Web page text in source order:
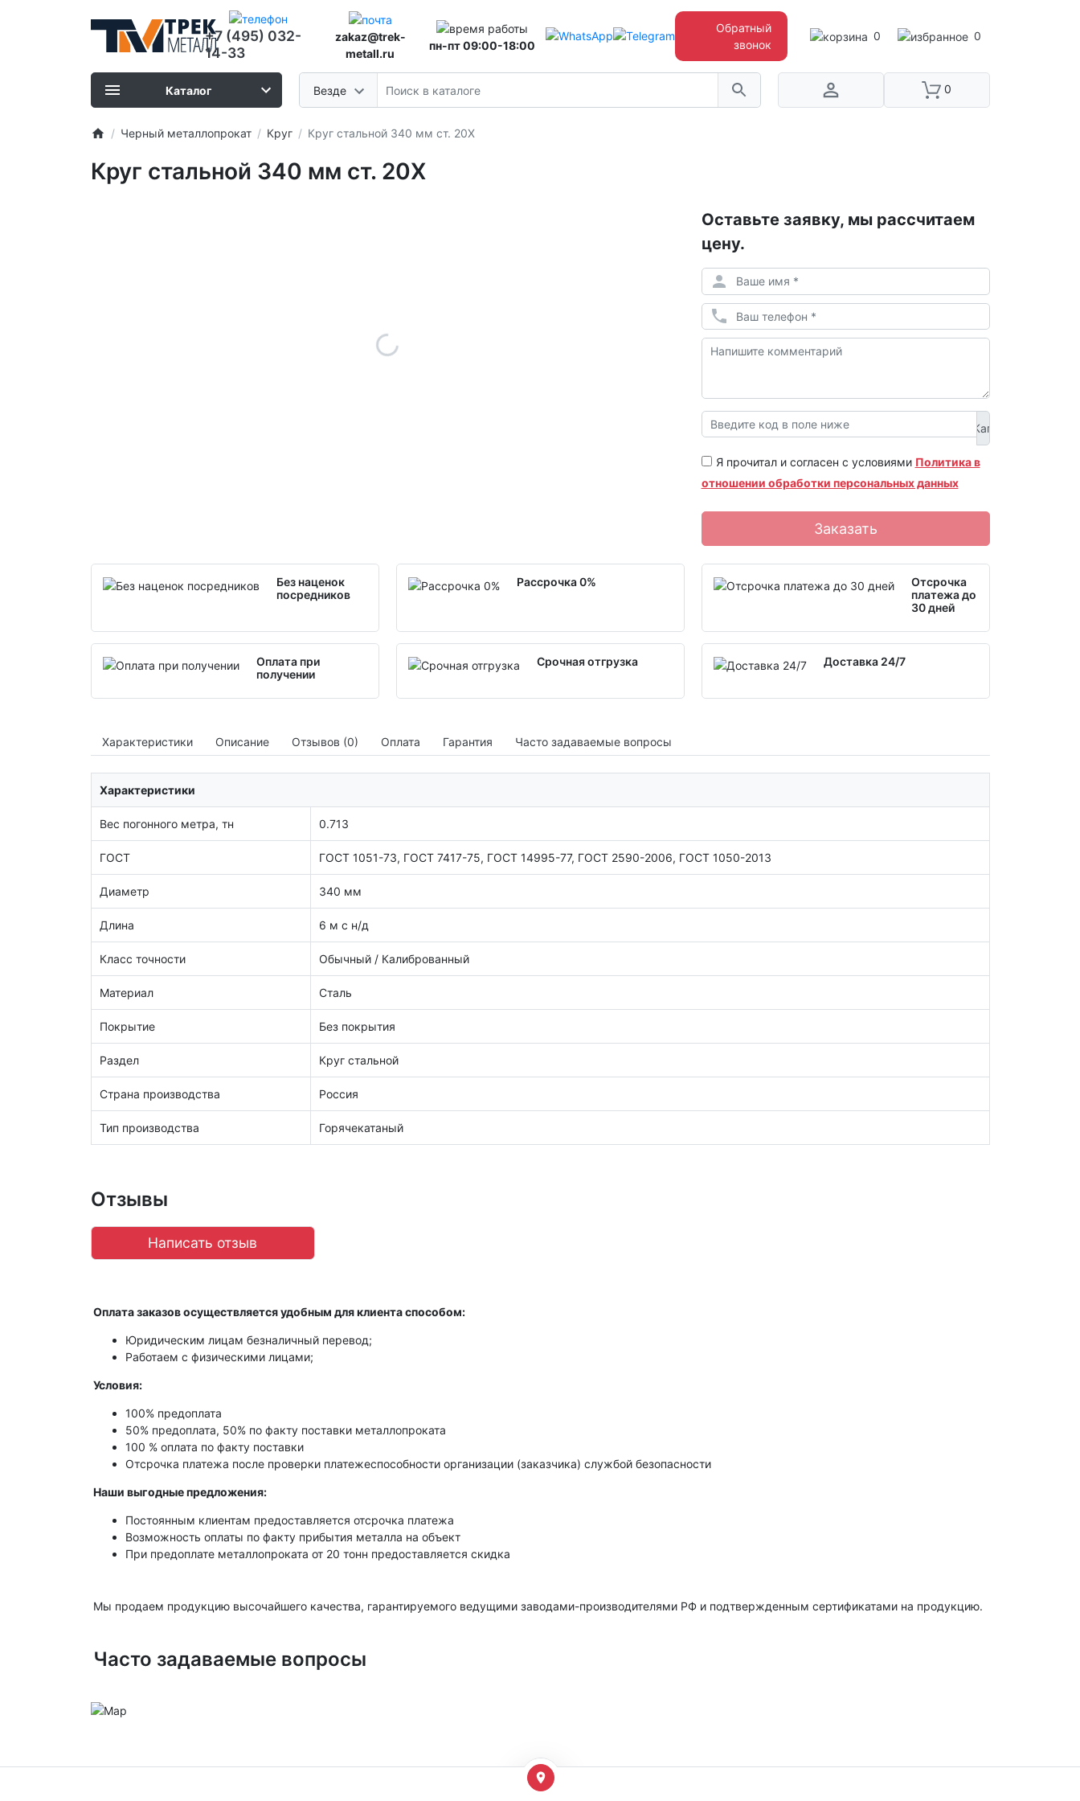
0 0
+7 (495) 032-
14-33
zakaz@trek-
metall.ru
пн-пт 09:00-18:00
Обратный
звонок
Везде 0
Каталог
Черный металлопрокат Круг Круг стальной 340 мм ст. 20Х
Круг стальной 340 мм ст. 20Х
Оставьте заявку, мы рассчитаем
цену.
Я прочитал и согласен с условиями Политика в
отношении обработки персональных данных
Заказать
Без наценок
посредников
Рассрочка 0%
Отсрочка
платежа до
30 дней
Оплата при
получении
Срочная отгрузка Доставка 24/7
Характеристики Описание Отзывов (0) Оплата Гарантия Часто задаваемые вопросы
Характеристики
Вес погонного метра, тн 0.713
ГОСТ ГОСТ 1051-73, ГОСТ 7417-75, ГОСТ 14995-77, ГОСТ 2590-2006, ГОСТ 1050-2013
Диаметр 340 мм
Длина 6 м с н/д
Класс точности Обычный / Калиброванный
Материал Сталь
Покрытие Без покрытия
Раздел Круг стальной
Страна производства Россия
Тип производства Горячекатаный
Отзывы
Написать отзыв
Оплата заказов осуществляется удобным для клиента способом:
Юридическим лицам безналичный перевод;
Работаем с физическими лицами;
Условия:
100% предоплата
50% предоплата, 50% по факту поставки металлопроката
100 % оплата по факту поставки
Отсрочка платежа после проверки платежеспособности организации (заказчика) службой безопасности
Наши выгодные предложения:
Постоянным клиентам предоставляется отсрочка платежа
Возможность оплаты по факту прибытия металла на объект
При предоплате металлопроката от 20 тонн предоставляется скидка
Мы продаем продукцию высочайшего качества, гарантируемого ведущими заводами-производителями РФ и подтвержденным сертификатами на продукцию.
Часто задаваемые вопросы